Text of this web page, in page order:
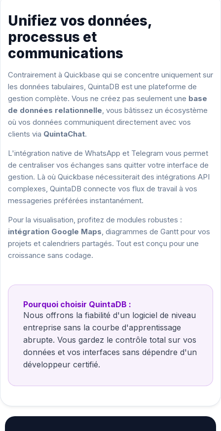
Unifiez vos données,
processus et
communications
Contrairement à Quickbase qui se concentre uniquement sur
les données tabulaires, QuintaDB est une plateforme de
gestion complète. Vous ne créez pas seulement une base
de données relationnelle, vous bâtissez un écosystème
où vos données communiquent directement avec vos
clients via QuintaChat.
L'intégration native de WhatsApp et Telegram vous permet
de centraliser vos échanges sans quitter votre interface de
gestion. Là où Quickbase nécessiterait des intégrations API
complexes, QuintaDB connecte vos flux de travail à vos
messageries préférées instantanément.
Pour la visualisation, profitez de modules robustes :
intégration Google Maps, diagrammes de Gantt pour vos
projets et calendriers partagés. Tout est conçu pour une
croissance sans codage.
Pourquoi choisir QuintaDB :
Nous offrons la fiabilité d'un logiciel de niveau
entreprise sans la courbe d'apprentissage
abrupte. Vous gardez le contrôle total sur vos
données et vos interfaces sans dépendre d'un
développeur certifié.